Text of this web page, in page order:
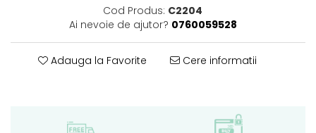
Cod Produs: C2204
Ai nevoie de ajutor? 0760059528
Adauga la Favorite Cere informatii